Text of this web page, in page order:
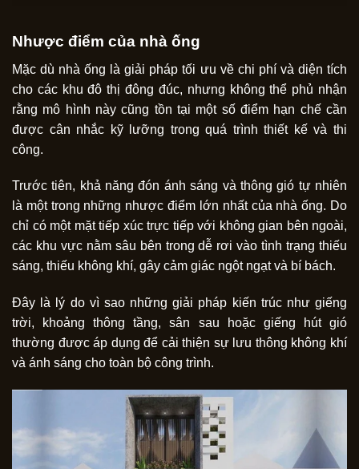
Nhược điểm của nhà ống
Mặc dù nhà ống là giải pháp tối ưu về chi phí và diện tích
cho các khu đô thị đông đúc, nhưng không thể phủ nhận
rằng mô hình này cũng tồn tại một số điểm hạn chế cần
được cân nhắc kỹ lưỡng trong quá trình thiết kế và thi
công.
Trước tiên, khả năng đón ánh sáng và thông gió tự nhiên
là một trong những nhược điểm lớn nhất của nhà ống. Do
chỉ có một mặt tiếp xúc trực tiếp với không gian bên ngoài,
các khu vực nằm sâu bên trong dễ rơi vào tình trạng thiếu
sáng, thiếu không khí, gây cảm giác ngột ngạt và bí bách.
Đây là lý do vì sao những giải pháp kiến trúc như giếng
trời, khoảng thông tầng, sân sau hoặc giếng hút gió
thường được áp dụng để cải thiện sự lưu thông không khí
và ánh sáng cho toàn bộ công trình.